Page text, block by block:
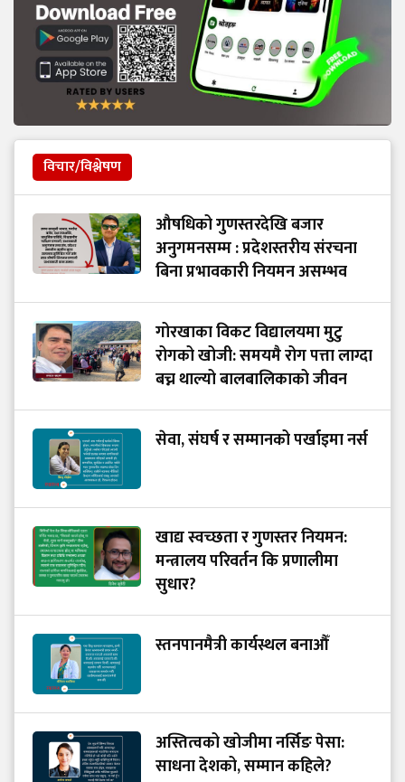
विचार/विश्लेषण
औषधिको गुणस्तरदेखि बजार
अनुगमनसम्म : प्रदेशस्तरीय संरचना
बिना प्रभावकारी नियमन असम्भव
गोरखाका विकट विद्यालयमा मुटु
रोगको खोजी: समयमै रोग पत्ता लाग्दा
बच्न थाल्यो बालबालिकाको जीवन
सेवा, संघर्ष र सम्मानको पर्खाइमा नर्स
खाद्य स्वच्छता र गुणस्तर नियमन:
मन्त्रालय परिवर्तन कि प्रणालीमा
सुधार?
स्तनपानमैत्री कार्यस्थल बनाऔँ
अस्तित्वको खोजीमा नर्सिङ पेसा:
साधना देशको, सम्मान कहिले?